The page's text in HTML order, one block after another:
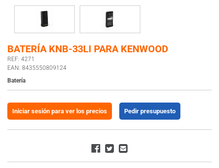
BATERÍA KNB-33LI PARA KENWOOD
REF: 4271
EAN: 8435550809124
Batería
Iniciar sesión para ver los precios Pedir presupuesto